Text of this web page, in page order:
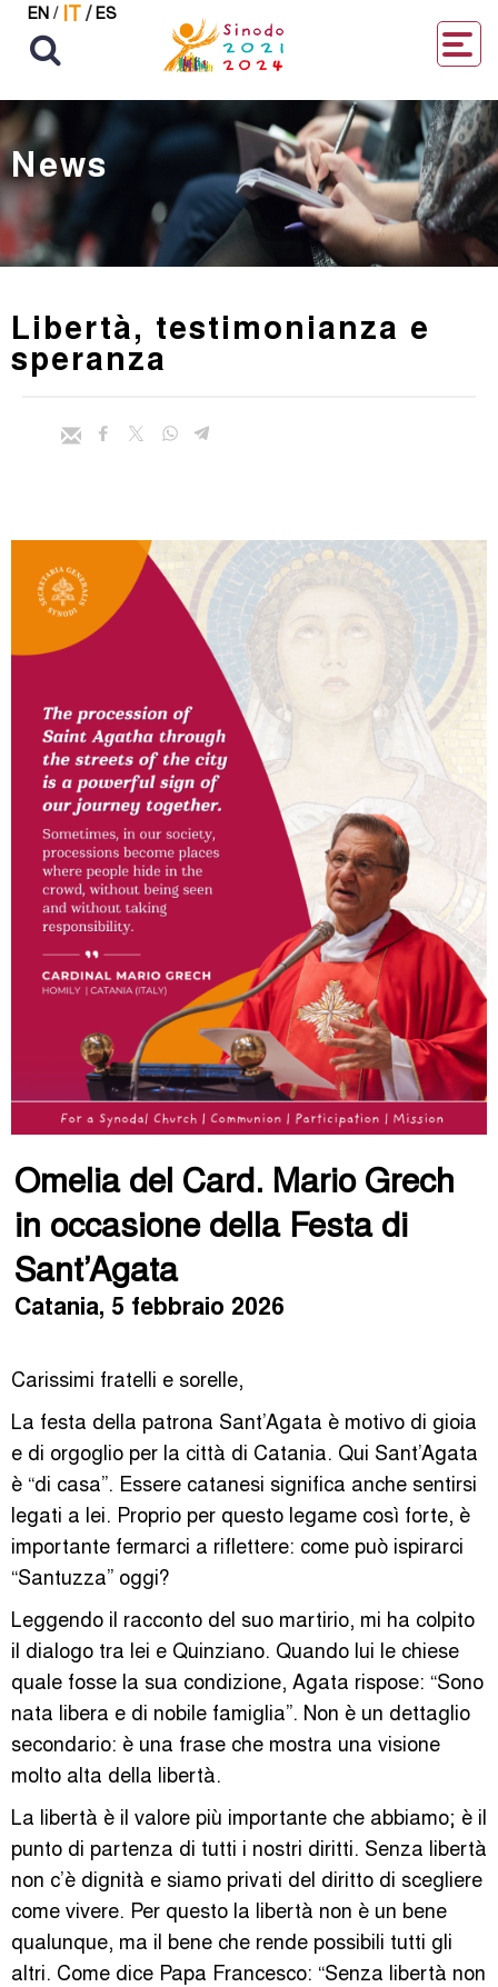
EN / IT/ ES
News
Libertà, testimonianza e
speranza
Omelia del Card. Mario Grech
in occasione della Festa di
Sant’Agata
Catania, 5 febbraio 2026
Carissimi fratelli e sorelle,
La festa della patrona Sant’Agata è motivo di gioia
e di orgoglio per la città di Catania. Qui Sant’Agata
è “di casa”. Essere catanesi significa anche sentirsi
legati a lei. Proprio per questo legame così forte, è
importante fermarci a riflettere: come può ispirarci
“Santuzza” oggi?
Leggendo il racconto del suo martirio, mi ha colpito
il dialogo tra lei e Quinziano. Quando lui le chiese
quale fosse la sua condizione, Agata rispose: “Sono
nata libera e di nobile famiglia”. Non è un dettaglio
secondario: è una frase che mostra una visione
molto alta della libertà.
La libertà è il valore più importante che abbiamo; è il
punto di partenza di tutti i nostri diritti. Senza libertà
non c’è dignità e siamo privati del diritto di scegliere
come vivere. Per questo la libertà non è un bene
qualunque, ma il bene che rende possibili tutti gli
altri. Come dice Papa Francesco: “Senza libertà non